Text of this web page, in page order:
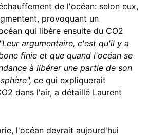
de l'océan: selon eux,
provoquant un
qui libère ensuite du CO2
"Leur argumentaire, c'est qu'il y a
finie et que quand l'océan se
à libérer une partie de son
ce qui expliquerait
dans l'air, a détaillé Laurent
l'océan devrait aujourd'hui